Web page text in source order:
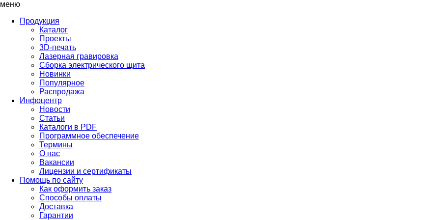
меню
Продукция
Каталог
Проекты
3D-печать
Лазерная гравировка
Сборка электрического щита
Новинки
Популярное
Распродажа
Инфоцентр
Новости
Статьи
Каталоги в PDF
Программное обеспечение
Термины
О нас
Вакансии
Лицензии и сертификаты
Помощь по сайту
Как оформить заказ
Способы оплаты
Доставка
Гарантии